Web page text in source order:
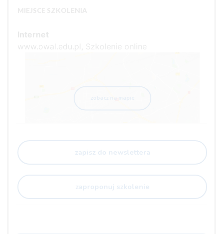
zapisz do newslettera
zaproponuj szkolenie